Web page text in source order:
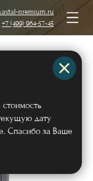
premium.ru
+7 (499) 964-57-45
с отделкой МДФ
шпон
ковка +
дату
Спасибо за Ваше